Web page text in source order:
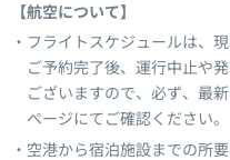
【航空について】
フライトスケジュールは、現
ご予約完了後、運行中止や
ございますので、必ず、最
ページにてご確認ください。
空港から宿泊施設までの所